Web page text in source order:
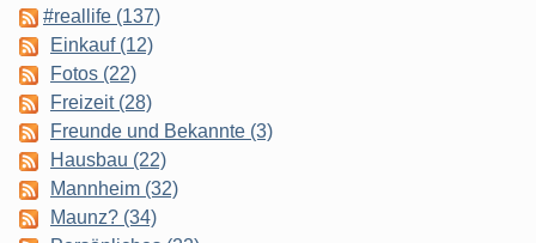
#reallife (137)
Einkauf (12)
Fotos (22)
Freizeit (28)
Freunde und Bekannte (3)
Hausbau (22)
Mannheim (32)
Maunz? (34)